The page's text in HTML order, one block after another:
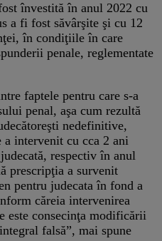
învestită în anul 2022 cu
a fi fost săvârşite şi cu 12
în condiţiile în care
penale, reglementate
faptele pentru care s-a
penal, aşa cum rezultă
nedefinitive,
a intervenit cu cca 2 ani
respectiv în anul
prescripţia a survenit
pentru judecata în fond a
căreia intervenirea
este consecinţa modificării
falsă”, mai spune